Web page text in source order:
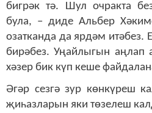
бигрәк тә. Шул очракта
була, – диде Альбер
озатканда да ярдәм итәбез.
бирәбез. Уңайлыгын
хәзер бик күп кеше
Әгәр сезгә зур көнкүреш
җиһазларын яки төзелеш